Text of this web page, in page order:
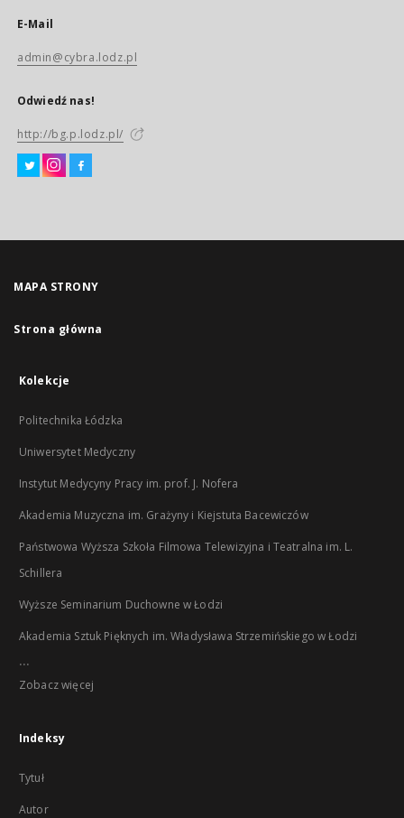
E-Mail
admin@cybra.lodz.pl
Odwiedź nas!
http://bg.p.lodz.pl/
MAPA STRONY
Strona główna
Kolekcje
Politechnika Łódzka
Uniwersytet Medyczny
Instytut Medycyny Pracy im. prof. J. Nofera
Akademia Muzyczna im. Grażyny i Kiejstuta Bacewiczów
Państwowa Wyższa Szkoła Filmowa Telewizyjna i Teatralna im. L.
Schillera
Wyższe Seminarium Duchowne w Łodzi
Akademia Sztuk Pięknych im. Władysława Strzemińskiego w Łodzi
...
Zobacz więcej
Indeksy
Tytuł
Autor